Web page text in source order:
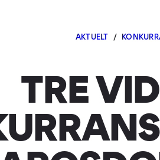
AKTUELT /
TRE